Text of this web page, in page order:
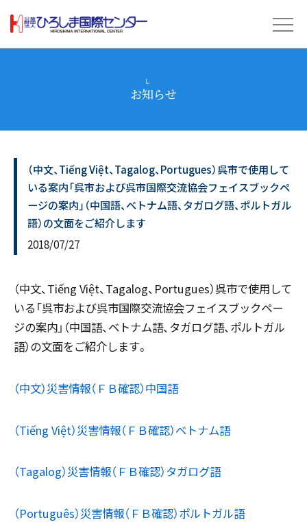
お知らせ
（中文、Tiếng Việt、Tagalog、Portugues）呉市で使用して
いる案内「呉市および呉市国際交流協会フェイスブックペ
ージの案内」（中国語、ベトナム語、タガログ語、ポルトガル
語）の文面をご紹介します
2018/07/27
（中文、Tiếng Việt、Tagalog、Portugues）呉市で使用して
いる「呉市および呉市国際交流協会フェイスブックペー
ジの案内」（中国語、ベトナム語、タガログ語、ポルトガル
語）の文面をご紹介します。
（中文）災害情報（ＦＢ確認）中国語
（Tiếng Việt）災害情報（ＦＢ確認）ベトナム語
（Tagalog）災害情報（ＦＢ確認）タガログ語
（Português）災害情報（ＦＢ確認）ポルトガル語